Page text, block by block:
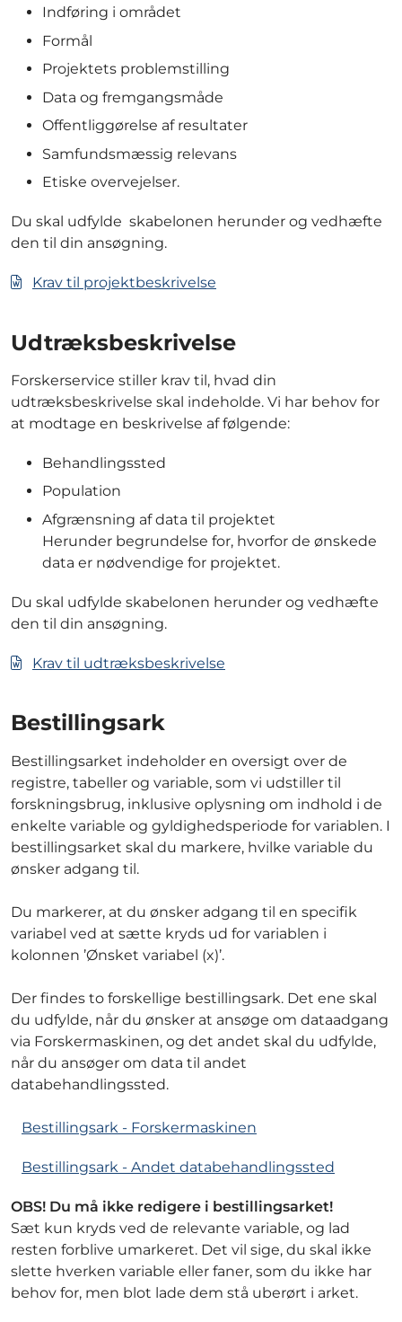
Indføring i området
Formål
Projektets problemstilling
Data og fremgangsmåde
Offentliggørelse af resultater
Samfundsmæssig relevans
Etiske overvejelser.
Du skal udfylde skabelonen herunder og vedhæfte
den til din ansøgning.
Krav til projektbeskrivelse
Udtræksbeskrivelse
Forskerservice stiller krav til, hvad din
udtræksbeskrivelse skal indeholde. Vi har behov for
at modtage en beskrivelse af følgende:
Behandlingssted
Population
Afgrænsning af data til projektet
Herunder begrundelse for, hvorfor de ønskede
data er nødvendige for projektet.
Du skal udfylde skabelonen herunder og vedhæfte
den til din ansøgning.
Krav til udtræksbeskrivelse
Bestillingsark
Bestillingsarket indeholder en oversigt over de
registre, tabeller og variable, som vi udstiller til
forskningsbrug, inklusive oplysning om indhold i de
enkelte variable og gyldighedsperiode for variablen. I
bestillingsarket skal du markere, hvilke variable du
ønsker adgang til.
Du markerer, at du ønsker adgang til en specifik
variabel ved at sætte kryds ud for variablen i
kolonnen ’Ønsket variabel (x)’.
Der findes to forskellige bestillingsark. Det ene skal
du udfylde, når du ønsker at ansøge om dataadgang
via Forskermaskinen, og det andet skal du udfylde,
når du ansøger om data til andet
databehandlingssted.
Bestillingsark - Forskermaskinen
Bestillingsark - Andet databehandlingssted
OBS! Du må ikke redigere i bestillingsarket!
Sæt kun kryds ved de relevante variable, og lad
resten forblive umarkeret. Det vil sige, du skal ikke
slette hverken variable eller faner, som du ikke har
behov for, men blot lade dem stå uberørt i arket.